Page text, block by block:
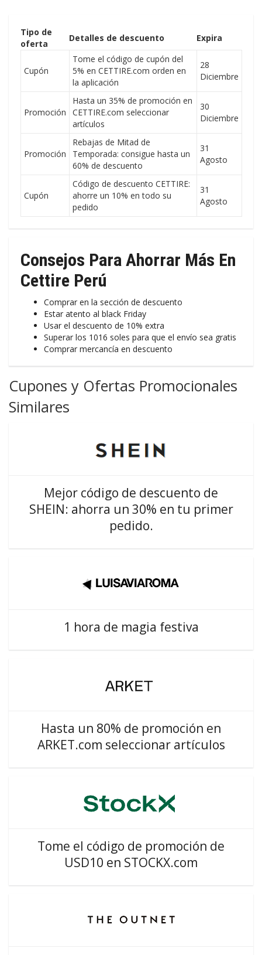
Tipo de
oferta
Detalles de descuento Expira
Cupón
Tome el código de cupón del
5% en CETTIRE.com orden en
la aplicación
28
Diciembre
Promoción
Hasta un 35% de promoción en
CETTIRE.com seleccionar
artículos
30
Diciembre
Promoción
Rebajas de Mitad de
Temporada: consigue hasta un
60% de descuento
31
Agosto
Cupón
Código de descuento CETTIRE:
ahorre un 10% en todo su
pedido
31
Agosto
Consejos Para Ahorrar Más En
Cettire Perú
Comprar en la sección de descuento
Estar atento al black Friday
Usar el descuento de 10% extra
Superar los 1016 soles para que el envío sea gratis
Comprar mercancía en descuento
Cupones y Ofertas Promocionales
Similares
Mejor código de descuento de
SHEIN: ahorra un 30% en tu primer
pedido.
1 hora de magia festiva
Hasta un 80% de promoción en
ARKET.com seleccionar artículos
Tome el código de promoción de
USD10 en STOCKX.com